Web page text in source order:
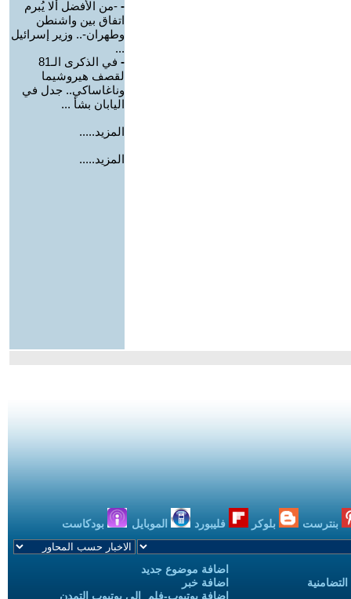
- -من الأفضل ألا يُبرم
اتفاق بين واشنطن
وطهران-.. وزير إسرائيل
...
-
في الذكرى الـ81
لقصف هيروشيما
وناغاساكي.. جدل في
اليابان بشأ ...
المزيد.....
المزيد.....
بنترست بلوكر فليبورد الموبايل بودكاست
اضافة موضوع جديد
اضافة خبر
إضافة يوتيوب-فلم إلى يوتيوب التمدن